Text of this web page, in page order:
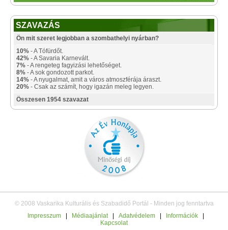
SZAVAZÁS
Ön mit szeret legjobban a szombathelyi nyárban?
10% - A Tófürdőt.
42% - A Savaria Karnevált.
7% - A rengeteg fagyizási lehetőséget.
8% - A sok gondozott parkot.
14% - A nyugalmat, amit a város atmoszférája áraszt.
20% - Csak az számít, hogy igazán meleg legyen.
Összesen 1954 szavazat
© 2008 Vaskarika Kulturális és Szabadidő Portál - Minden jog fenntartva
Impresszum
Médiaajánlat Adatvédelem Információk
Kapcsolat